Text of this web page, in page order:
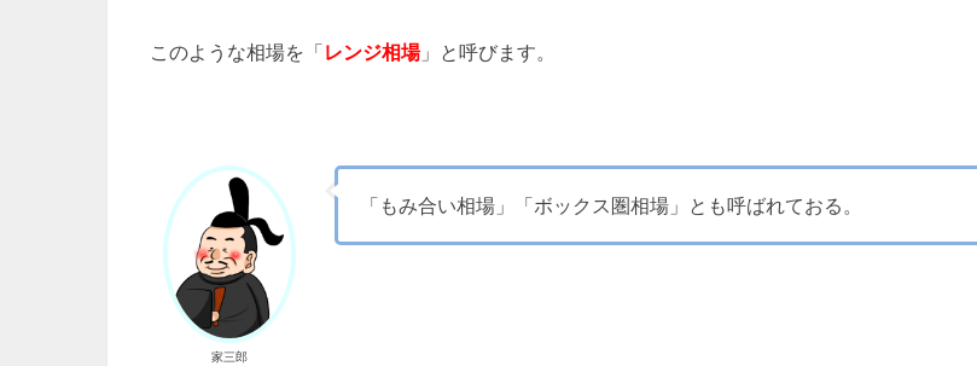
このような相場を「レンジ相場」と呼びます。
家三郎
「もみ合い相場」「ボックス圏相場」とも呼ばれておる。